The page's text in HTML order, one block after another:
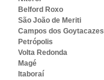
Belford Roxo
São João de Meriti
Campos dos Goytacazes
Petrópolis
Volta Redonda
Magé
Itaboraí